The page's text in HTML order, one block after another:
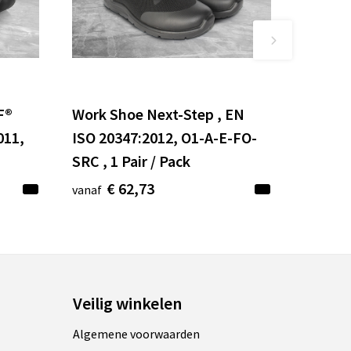
Work Shoe Next-Step , EN
ISO 20347:2012, O1-A-E-FO-
SRC , 1 Pair / Pack
vanaf € 62,73
Veilig winkelen
Algemene voorwaarden